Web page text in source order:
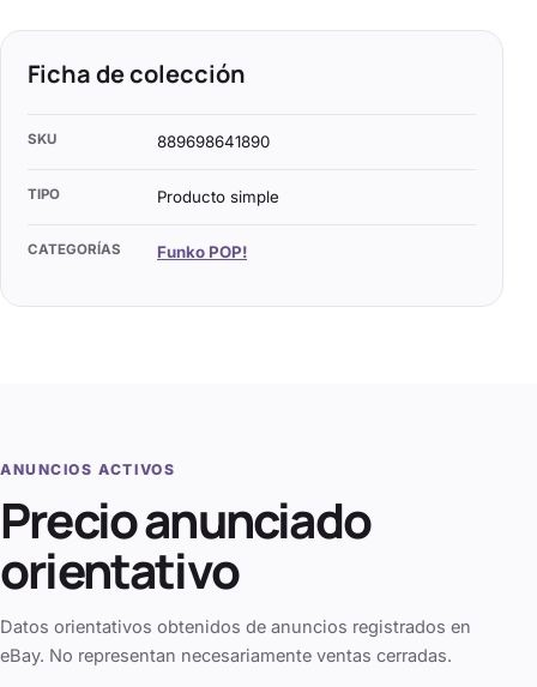
Ficha de colección
SKU 889698641890
TIPO Producto simple
CATEGORÍAS Funko POP!
ANUNCIOS ACTIVOS
Precio anunciado
orientativo
Datos orientativos obtenidos de anuncios registrados en
eBay. No representan necesariamente ventas cerradas.